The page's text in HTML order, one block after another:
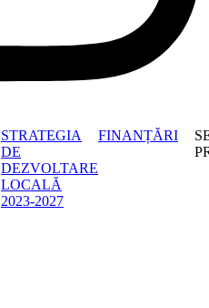
STRATEGIA
DE
DEZVOLTARE
LOCALĂ
2023-2027
FINANȚĂRI